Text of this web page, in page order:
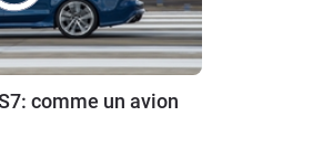
comme un avion